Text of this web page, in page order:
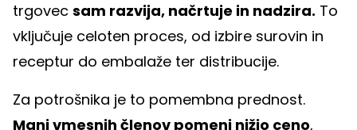
trgovec sam razvija, načrtuje in nadzira. To
vključuje celoten proces, od izbire surovin in
receptur do embalaže ter distribucije.
Za potrošnika je to pomembna prednost.
Manj vmesnih členov pomeni nižjo ceno,